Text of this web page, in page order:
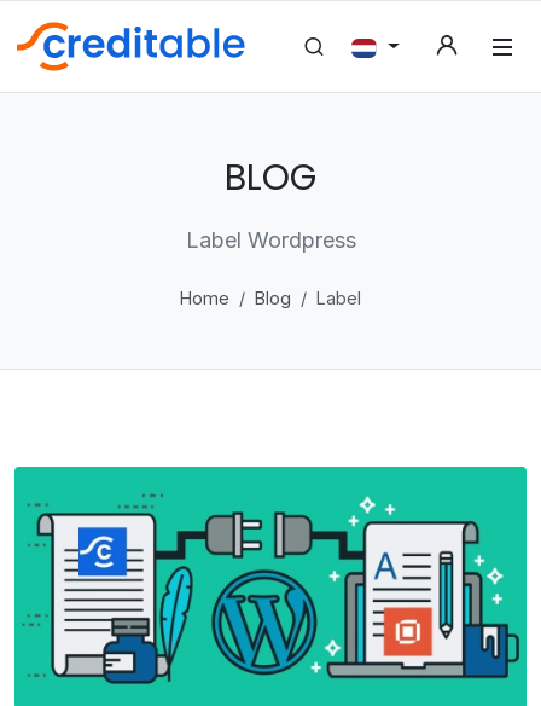
BLOG
Label Wordpress
Home Blog Label